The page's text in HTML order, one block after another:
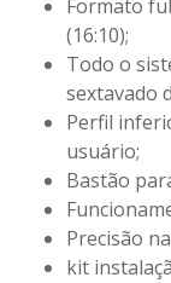
Formato
(16:10);
Todo o
sextavado
Perfil
usuário;
Bastão
Precisão
kit